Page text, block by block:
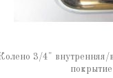
3/4" внутренняя/